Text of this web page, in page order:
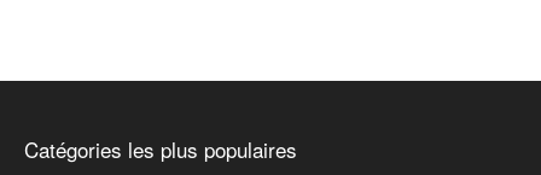
Catégories les plus populaires